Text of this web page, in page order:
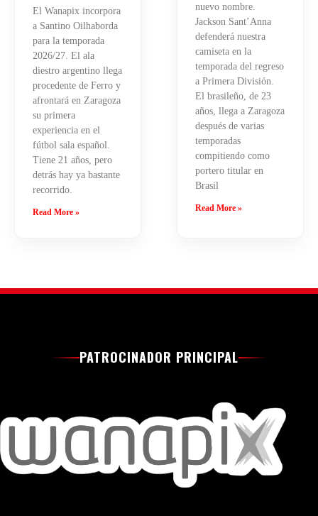
El Wanapix incorpora
a Santino Oilhaborda
para la temporada
2026/27. El ala
diestro argentino llega
procedente de Ferro y
afrontará en Zaragoza
su primera
experiencia en el
fútbol sala español.
Tiene 21 años, pero
detrás hay ya bastante
recorrido.
Read More »
nuevo nombre.
Jackson Sant’Anna
defenderá nuestra
camiseta en la
temporada del regreso
a Primera División.
El brasileño, de 23
años, llega a Zaragoza
después de varias
temporadas
compitiendo como
portero titular en
Brasil
Read More »
PATROCINADOR PRINCIPAL